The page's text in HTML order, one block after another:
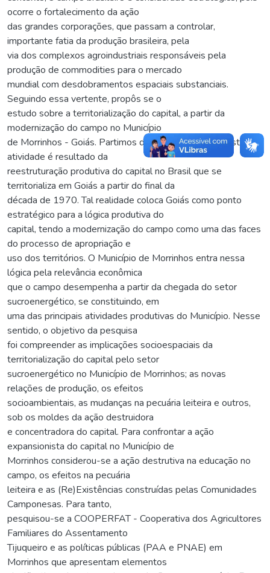
ocorre o fortalecimento da ação
das grandes corporações, que passam a controlar,
importante fatia da produção brasileira, pela
via dos complexos agroindustriais responsáveis pela
produção de commodities para o mercado
mundial com desdobramentos espaciais substanciais.
Seguindo essa vertente, propôs se o
estudo sobre a territorialização do capital, a partir da
modernização do campo no Município
de Morrinhos - Goiás. Partimos do pressuposto que esta
atividade é resultado da
reestruturação produtiva do capital no Brasil que se
territorializa em Goiás a partir do final da
década de 1970. Tal realidade coloca Goiás como ponto
estratégico para a lógica produtiva do
capital, tendo a modernização do campo como uma das faces
do processo de apropriação e
uso dos territórios. O Município de Morrinhos entra nessa
lógica pela relevância econômica
que o campo desempenha a partir da chegada do setor
sucroenergético, se constituindo, em
uma das principais atividades produtivas do Município. Nesse
sentido, o objetivo da pesquisa
foi compreender as implicações socioespaciais da
territorialização do capital pelo setor
sucroenergético no Município de Morrinhos; as novas
relações de produção, os efeitos
socioambientais, as mudanças na pecuária leiteira e outros,
sob os moldes da ação destruidora
e concentradora do capital. Para confrontar a ação
expansionista do capital no Município de
Morrinhos considerou-se a ação destrutiva na educação no
campo, os efeitos na pecuária
leiteira e as (Re)Existências construídas pelas Comunidades
Camponesas. Para tanto,
pesquisou-se a COOPERFAT - Cooperativa dos Agricultores
Familiares do Assentamento
Tijuqueiro e as políticas públicas (PAA e PNAE) em
Morrinhos que apresentam elementos